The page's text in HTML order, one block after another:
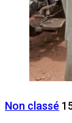
Non classé